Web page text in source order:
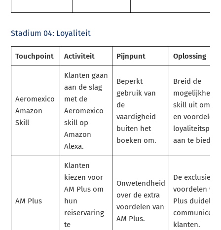
Stadium 04: Loyaliteit
Touchpoint Activiteit Pijnpunt Oplossing
Aeromexico
Amazon
Skill
Klanten gaan
aan de slag
met de
Aeromexico
skill op
Amazon
Alexa.
Beperkt
gebruik van
de
vaardigheid
buiten het
boeken om.
Breid de
skill uit om
en voordelen
aan te bieden.
AM Plus
Klanten
kiezen voor
AM Plus om
hun
reiservaring
te
Onwetendheid
over de extra
voordelen van
AM Plus.
De exclusieve
voordelen
Plus duidelijk
klanten.